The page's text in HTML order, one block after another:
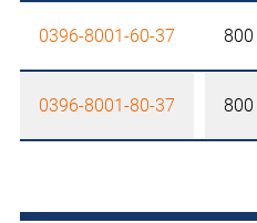
0396-8001-60-37
0396-8001-80-37